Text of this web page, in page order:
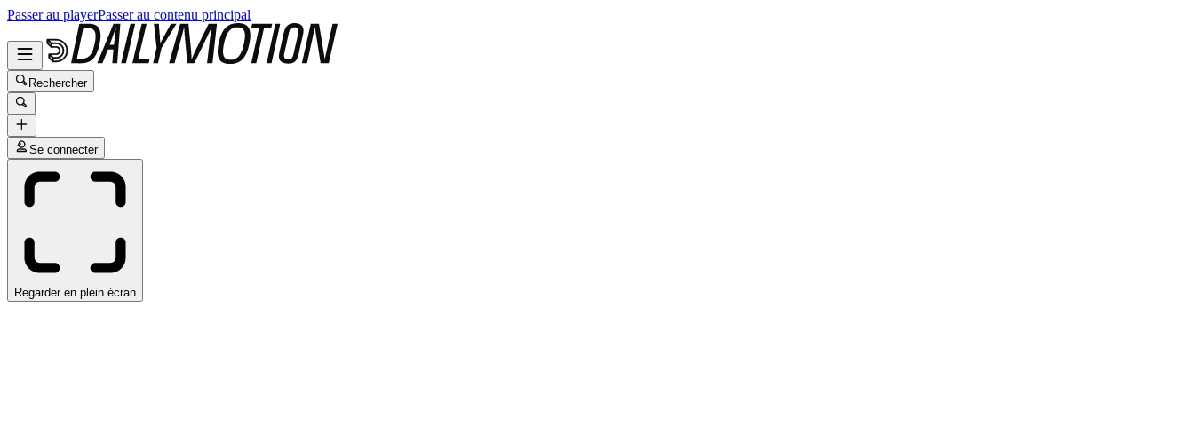
Passer au playerPasser au contenu principal
Rechercher
Se connecter
Regarder en plein écran